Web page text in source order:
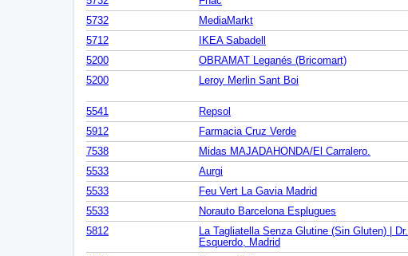
5732
MediaMarkt
5712
IKEA Sabadell
5200
OBRAMAT Leganés (Bricomart)
5200
Leroy Merlin Sant Boi
5541
Repsol
5912
Farmacia Cruz Verde
7538
Midas MAJADAHONDA/El Carralero.
5533
Aurgi
5533
Feu Vert La Gavia Madrid
5533
Norauto Barcelona Esplugues
5812
La Tagliatella Senza Glutine (Sin Gluten) | Dr.
Esquerdo, Madrid